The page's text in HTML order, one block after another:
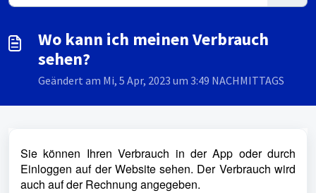
Wo kann ich meinen Verbrauch
sehen?
Geändert am Mi, 5 Apr, 2023 um 3:49 NACHMITTAGS
Sie können Ihren Verbrauch in der App oder durch
Einloggen auf der Website sehen. Der Verbrauch wird
auch auf der Rechnung angegeben.